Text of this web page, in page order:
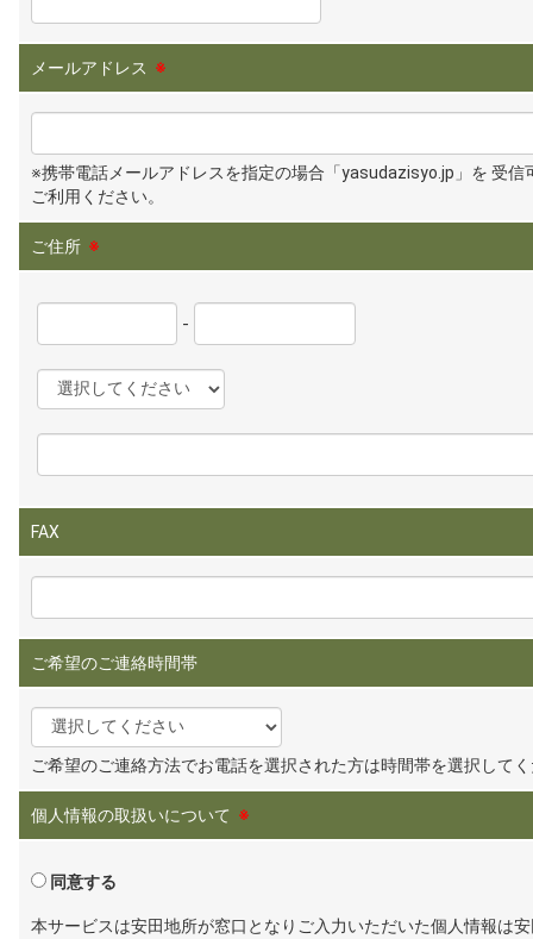
メールアドレス ※
※携帯電話メールアドレスを指定の場合「yasudazisyo.jp」を 受信
ご利用ください。
ご住所 ※
-
FAX
ご希望のご連絡時間帯
ご希望のご連絡方法でお電話を選択された方は時間帯を選択して
個人情報の取扱いについて ※
同意する
本サービスは安田地所が窓口となりご入力いただいた個人情報は